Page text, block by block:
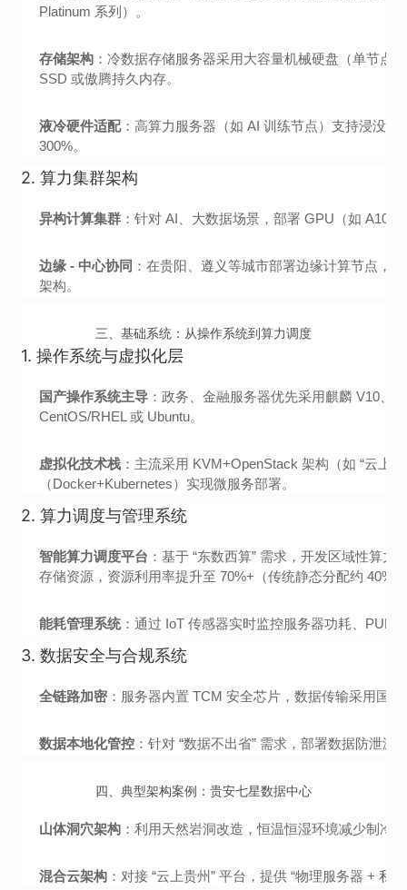
Platinum 系列）。
存储架构 ：冷数据存储服务器采用大容量机械硬盘（单节点
SSD 或傲腾持久内存。
液冷硬件适配：高算力服务器（如 AI 训练节点）支持浸没
300%。
2.算力集群架构
异构计算集群 ：针对 AI、大数据场景，部署 GPU（如
边缘 - 中心协同 ：在贵阳、遵义等城市部署边缘计算节点，
架构。
三、基础系统：从操作系统到算力调度
1.操作系统与虚拟化层
国产操作系统主导 ：政务、金融服务器优先采用麒麟 V10、
CentOS/RHEL 或 Ubuntu。
虚拟化技术栈 ：主流采用 KVM+OpenStack 架构（如 “云上
（Docker+Kubernetes）实现微服务部署。
2.算力调度与管理系统
智能算力调度平台 ：基于 “东数西算” 需求，开发区域性算
存储资源，资源利用率提升至 70%+（传统静态分配约 40%
能耗管理系统：通过 IoT 传感器实时监控服务器功耗、PUE
3.数据安全与合规系统
全链路加密：服务器内置 TCM 安全芯片，数据传输采用国
数据本地化管控 ：针对 “数据不出省” 需求，部署数据防泄
四、典型架构案例：贵安七星数据中心
山体洞穴架构 ：利用天然岩洞改造，恒温恒湿环境减少制冷
混合云架构 ：对接 “云上贵州” 平台，提供 “物理服务器 +